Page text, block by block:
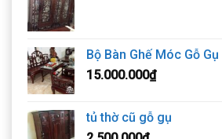
Bộ Bàn Ghế Móc Gỗ Gụ
15.000.000₫
tủ thờ cũ gỗ gụ